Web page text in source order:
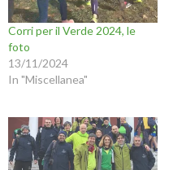
Corri per il Verde 2024, le
foto
13/11/2024
In "Miscellanea"